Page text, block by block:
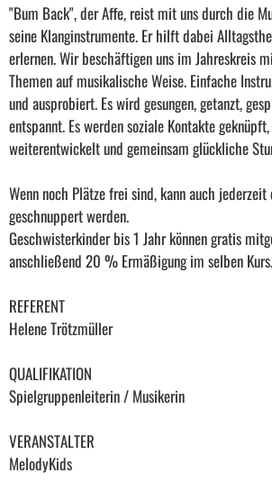
"Bum Back", der Affe, reist mit uns durch die
seine Klanginstrumente. Er hilft dabei
erlernen. Wir beschäftigen uns im Jahreskreis
Themen auf musikalische Weise. Einfache
und ausprobiert. Es wird gesungen, getanzt,
entspannt. Es werden soziale Kontakte
weiterentwickelt und gemeinsam glückliche
Wenn noch Plätze frei sind, kann auch jederzeit
geschnuppert werden.
Geschwisterkinder bis 1 Jahr können gratis
anschließend 20 % Ermäßigung im selben Kurs.
REFERENT
Helene Trötzmüller
QUALIFIKATION
Spielgruppenleiterin / Musikerin
VERANSTALTER
MelodyKids